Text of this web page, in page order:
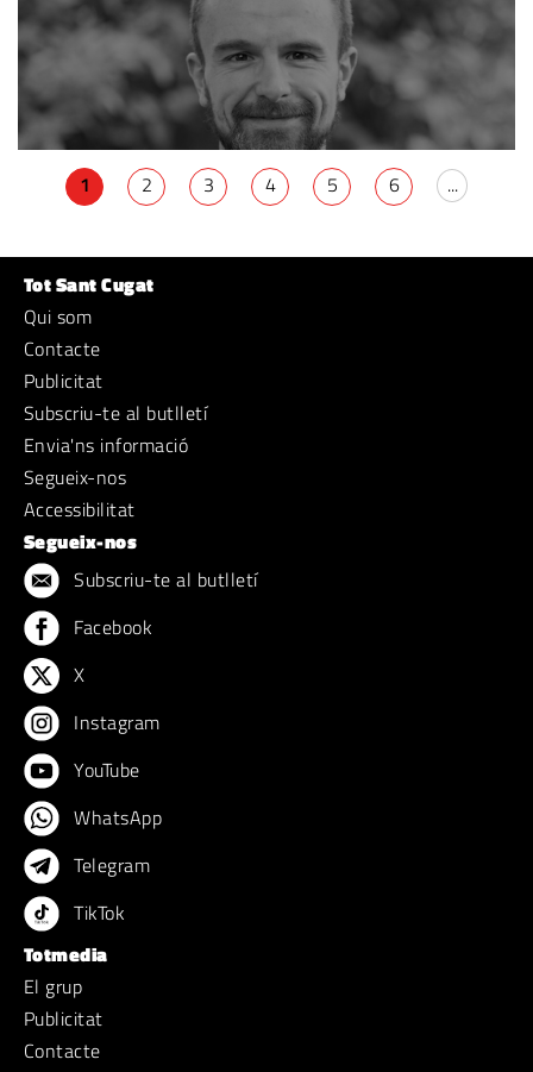
1 2 3 4 5 6 ...
Tot Sant Cugat
Qui som
Contacte
Publicitat
Subscriu-te al butlletí
Envia'ns informació
Segueix-nos
Accessibilitat
Segueix-nos
Subscriu-te al butlletí
Facebook
X
Instagram
YouTube
WhatsApp
Telegram
TikTok
Totmedia
El grup
Publicitat
Contacte